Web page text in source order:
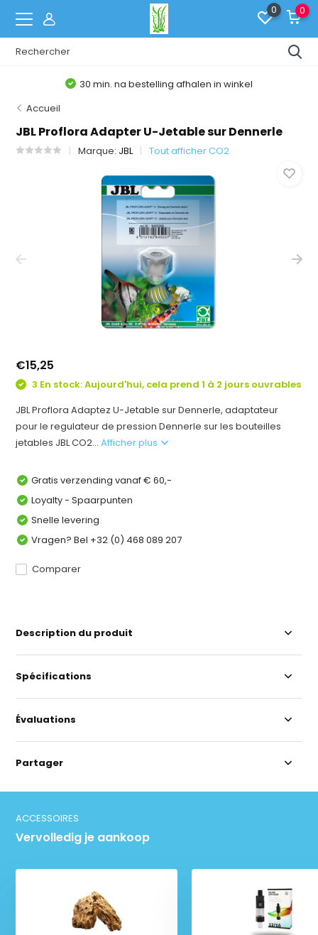
0 0
30 min. na bestelling afhalen in winkel
Accueil
JBL Proflora Adapter U-Jetable sur Dennerle
Marque: JBL Tout afficher CO2
€15,25
3 En stock: Aujourd'hui, cela prend 1 à 2 jours ouvrables
JBL Proflora Adaptez U-Jetable sur Dennerle, adaptateur
pour le regulateur de pression Dennerle sur les bouteilles
jetables JBL CO2...Afficher plus
Gratis verzending vanaf € 60,-
Loyalty - Spaarpunten
Snelle levering
Vragen? Bel +32 (0) 468 089 207
Comparer
Description du produit
Spécifications
Évaluations
Partager
ACCESSOIRES
Vervolledig je aankoop